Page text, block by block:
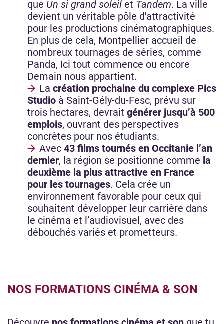
que Un si grand soleil et Tandem. La ville
devient un véritable pôle d'attractivité
pour les productions cinématographiques.
En plus de cela, Montpellier accueil de
nombreux tournages de séries, comme
Panda, Ici tout commence ou encore
Demain nous appartient.
La création prochaine du complexe Pics
Studio à Saint-Gély-du-Fesc, prévu sur
trois hectares, devrait générer jusqu’à 500
emplois, ouvrant des perspectives
concrètes pour nos étudiants.
Avec 43 films tournés en Occitanie l’an
dernier, la région se positionne comme la
deuxième la plus attractive en France
pour les tournages. Cela crée un
environnement favorable pour ceux qui
souhaitent développer leur carrière dans
le cinéma et l’audiovisuel, avec des
débouchés variés et prometteurs.
NOS FORMATIONS CINÉMA & SON